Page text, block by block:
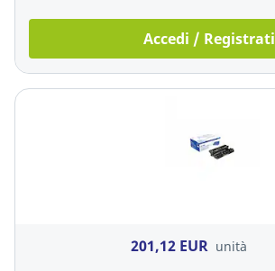
Accedi / Registrati
201,12 EUR unità